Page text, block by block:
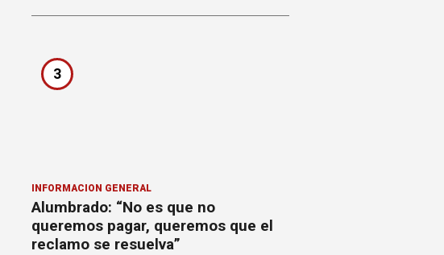
3
INFORMACION GENERAL
Alumbrado: “No es que no
queremos pagar, queremos que el
reclamo se resuelva”